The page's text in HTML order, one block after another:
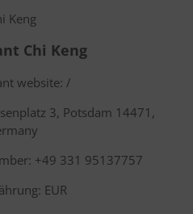
Keng
Chi Keng
website: /
3, Potsdam 14471,
+49 331 95137757
EUR